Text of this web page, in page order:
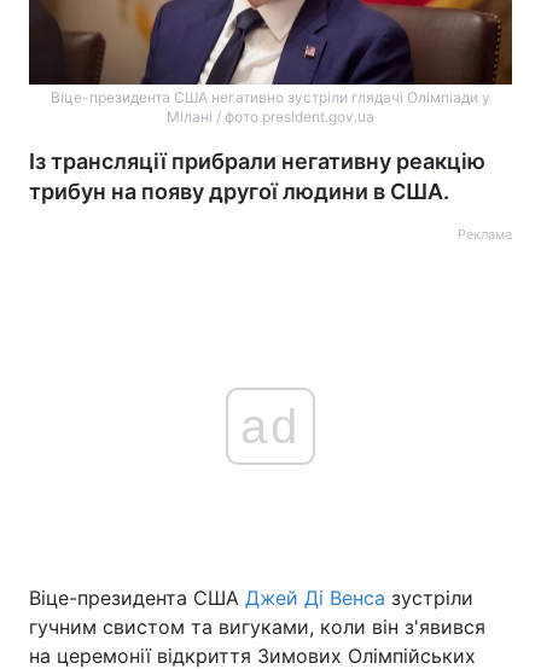
Віце-президента США негативно зустріли глядачі Олімпіади у
Мілані / фото president.gov.ua
Із трансляції прибрали негативну реакцію
трибун на появу другої людини в США.
Реклама
ad
Віце-президента США Джей Ді Венса зустріли
гучним свистом та вигуками, коли він з'явився
на церемонії відкриття Зимових Олімпійських